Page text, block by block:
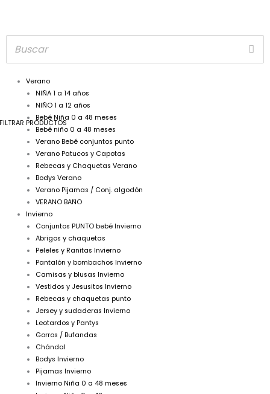
Verano
NIÑA 1 a 14 años
NIÑO 1 a 12 años
Bebé Niña 0 a 48 meses
Bebé niño 0 a 48 meses
Verano Bebé conjuntos punto
Verano Patucos y Capotas
Rebecas y Chaquetas Verano
Bodys Verano
Verano Pijamas / Conj. algodón
VERANO BAÑO
Invierno
Conjuntos PUNTO bebé Invierno
Abrigos y chaquetas
Peleles y Ranitas Invierno
Pantalón y bombachos Invierno
Camisas y blusas Invierno
Vestidos y Jesusitos Invierno
Rebecas y chaquetas punto
Jersey y sudaderas Invierno
Leotardos y Pantys
Gorros / Bufandas
Chándal
Bodys Invierno
Pijamas Invierno
Invierno Niña 0 a 48 meses
FILTRAR PRODUCTOS